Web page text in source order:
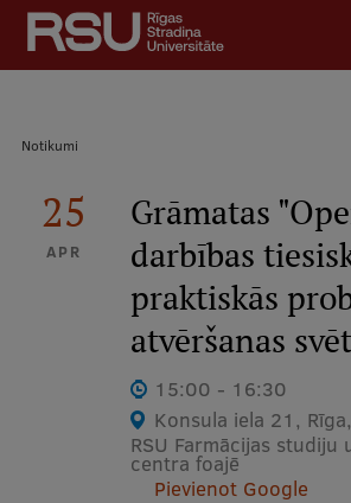
Pārlekt
galveno
saturu
Latviski
Meklēt Mobile
augšējā
izvēlne
Skolēniem
Studentiem
Darbiniekiem
Atpakaļceļš
Notikumi
25
APR
Grāmatas
darbības
praktiskās
atvēršanas
15:00 - 16:30
Konsula iela 21,
RSU Farmācijas studiju
centra foajē
Pievienot Google